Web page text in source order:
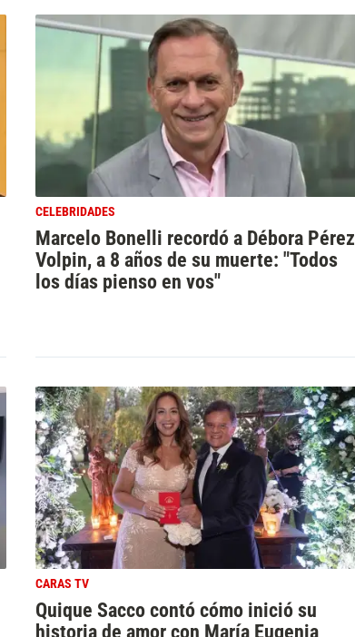
CELEBRIDADES
Marcelo Bonelli recordó a Débora Pérez
Volpin, a 8 años de su muerte: "Todos
los días pienso en vos"
CARAS TV
Quique Sacco contó cómo inició su
historia de amor con María Eugenia